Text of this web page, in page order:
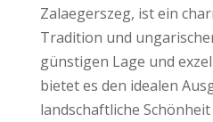
Zalaegerszeg, ist ein
Tradition und
günstigen Lage und
bietet es den idealen
landschaftliche